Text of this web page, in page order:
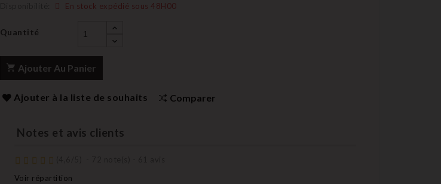
En stock expédié sous 48H00
Quantité
Ajouter Au Panier
Ajouter à la liste de souhaits Comparer
Notes et avis clients
Voir répartition